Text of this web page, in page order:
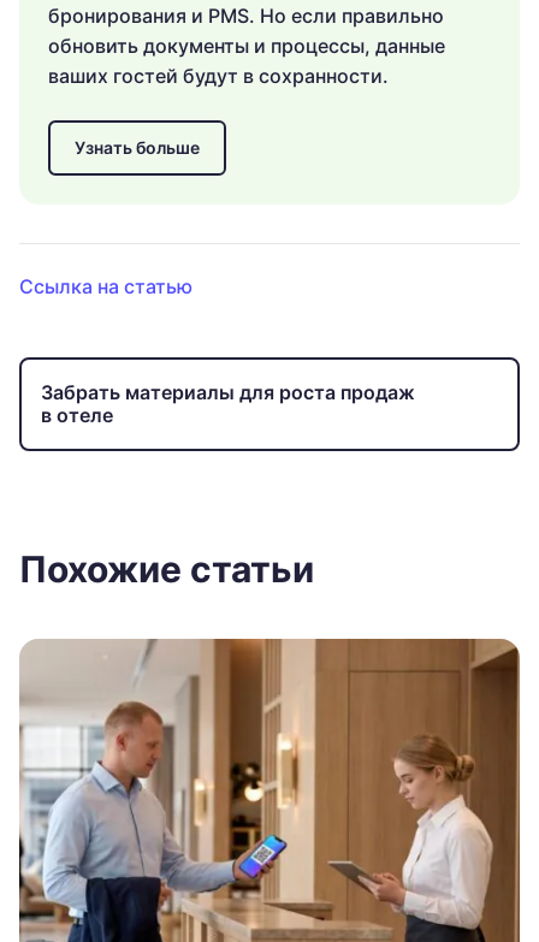
бронирования и PMS. Но если правильно
обновить документы и процессы, данные
ваших гостей будут в сохранности.
Узнать больше
Ссылка на статью
Забрать материалы для роста продаж
в отеле
Похожие статьи